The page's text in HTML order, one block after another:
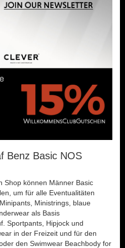
Benz Basic NOS
Shop können Männer Basic
um für alle Eventualitäten
Ministrings, blaue
als Basis
Sportpants, Hipjock und
in der Freizeit und für den
den Swimwear Beachbody for